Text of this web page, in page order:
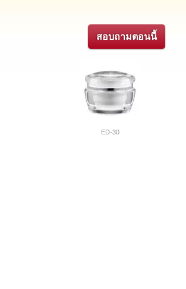
สอบถามตอนนี้
ED-30